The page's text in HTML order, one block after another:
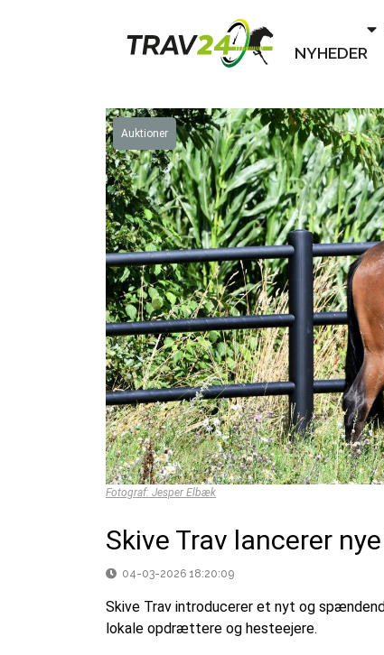
Auktioner
Fotograf: Jesper Elbæk
Skive Trav lancerer
04-03-2026 18:20:09
Skive Trav introducerer et nyt og
lokale opdrættere og hesteejere.
NYHEDER